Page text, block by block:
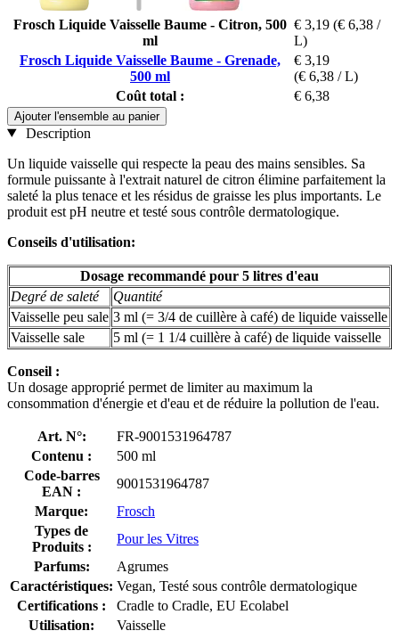
Frosch Liquide Vaisselle Baume - Citron, 500
ml
€ 3,19 (€ 6,38 /
L)
Frosch Liquide Vaisselle Baume - Grenade,
500 ml
€ 3,19
(€ 6,38 / L)
Coût total :
€ 6,38
Ajouter l'ensemble au panier
Description
Un liquide vaisselle qui respecte la peau des mains sensibles. Sa
formule puissante à l'extrait naturel de citron élimine parfaitement la
saleté la plus tenace et les résidus de graisse les plus importants. Le
produit est pH neutre et testé sous contrôle dermatologique.
Conseils d'utilisation:
Dosage recommandé pour 5 litres d'eau
Degré de saleté
Quantité
Vaisselle peu sale 3 ml (= 3/4 de cuillère à café) de liquide vaisselle
Vaisselle sale
5 ml (= 1 1/4 cuillère à café) de liquide vaisselle
Conseil :
Un dosage approprié permet de limiter au maximum la
consommation d'énergie et d'eau et de réduire la pollution de l'eau.
Art. N°:
FR-9001531964787
Contenu :
500 ml
Code-barres
EAN :
9001531964787
Marque:
Frosch
Types de
Produits :
Pour les Vitres
Parfums:
Agrumes
Caractéristiques: Vegan, Testé sous contrôle dermatologique
Certifications :
Cradle to Cradle, EU Ecolabel
Utilisation:
Vaisselle